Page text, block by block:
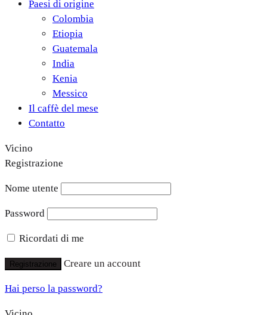
Paesi di origine
Colombia
Etiopia
Guatemala
India
Kenia
Messico
Il caffè del mese
Contatto
Vicino
Registrazione
Nome utente
Password
Ricordati di me
Registrazione Creare un account
Hai perso la password?